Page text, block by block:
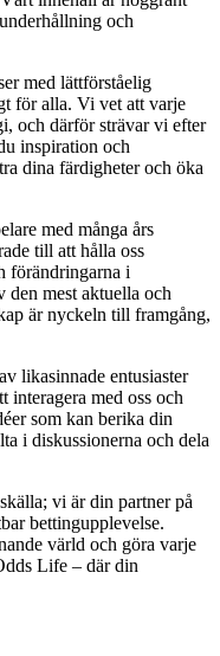
och
med lättförståelig
för alla. Vi vet att varje
och därför strävar vi efter
inspiration och
dina färdigheter och öka
med många års
till att hålla oss
förändringarna i
den mest aktuella och
är nyckeln till framgång,
likasinnade entusiaster
interagera med oss och
som kan berika din
i diskussionerna och dela
vi är din partner på
bettingupplevelse.
värld och göra varje
Life – där din